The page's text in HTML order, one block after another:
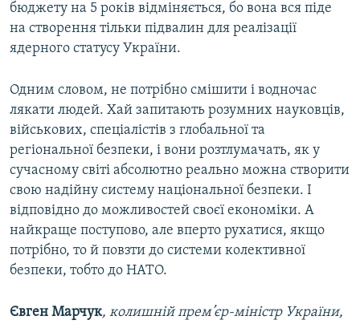
бюджету на 5 років відміняється, бо вона вся піде
на створення тільки підвалин для реалізації
ядерного статусу України.
Одним словом, не потрібно смішити і водночас
лякати людей. Хай запитають розумних науковців,
військових, спеціалістів з глобальної та
регіональної безпеки, і вони розтлумачать, як у
сучасному світі абсолютно реально можна створити
свою надійну систему національної безпеки. І
відповідно до можливостей своєї економіки. А
найкраще поступово, але вперто рухатися, якщо
потрібно, то й повзти до системи колективної
безпеки, тобто до НАТО.
Євген Марчук, колишній прем’єр-міністр України,